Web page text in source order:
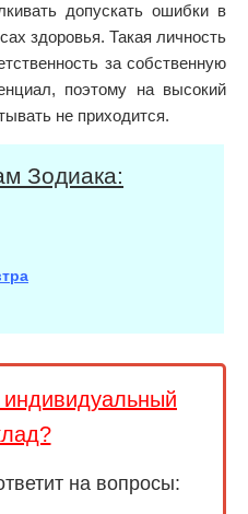
допускать ошибки в
здоровья. Такая личность
за собственную
поэтому на высокий
не приходится.
Зодиака:
индивидуальный
на вопросы: